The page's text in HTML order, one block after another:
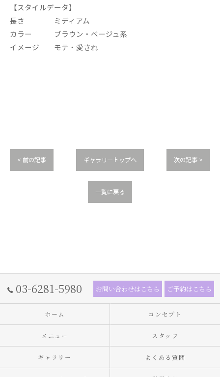
【スタイルデータ】
長さ ミディアム
カラー ブラウン・ベージュ系
イメージ モテ・愛され
< 前の記事 ギャラリートップへ 次の記事 >
一覧に戻る
03-6281-5980 お問い合わせはこちら ご予約はこちら
ホーム コンセプト
メニュー スタッフ
ギャラリー よくある質問